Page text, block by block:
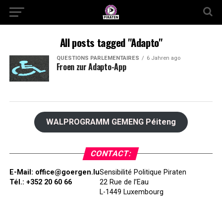
All posts tagged "Adapto"
QUESTIONS PARLEMENTAIRES 6 Jahren ago
Froen zur Adapto-App
WALPROGRAMM GEMENG Péiteng
CONTACT:
E-Mail: office@goergen.lu
Tél.: +352 20 60 66
Sensibilité Politique Piraten
22 Rue de l’Eau
L-1449 Luxembourg